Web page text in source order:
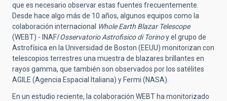
que es necesario observar estas fuentes frecuentemente.
Desde hace algo más de 10 años, algunos equipos como la
colaboración internacional Whole Earth Blazar Telescope
(WEBT) - INAF/Osservatorio Astrofisico di Torinoy el grupo de
Astrofísica en la Universidad de Boston (EEUU) monitorizan con
telescopios terrestres una muestra de blazares brillantes en
rayos gamma, que también son observados por los satélites
AGILE (Agencia Espacial Italiana) y Fermi (NASA)
En un estudio reciente, la colaboración WEBT ha monitorizado